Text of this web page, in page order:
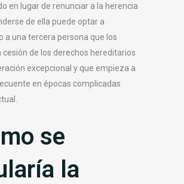
en lugar de renunciar a la herencia
de ella puede optar a
a una tercera persona que los
cesión de los derechos hereditarios
excepcional y que empieza a
en épocas complicadas
se
la